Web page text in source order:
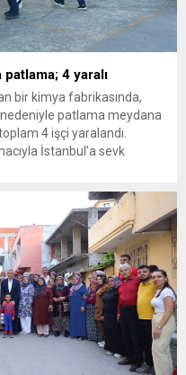
4 yaralı
bir kimya fabrikasında,
nedeniyle patlama meydana
4 işçi yaralandı.
İstanbul’a sevk